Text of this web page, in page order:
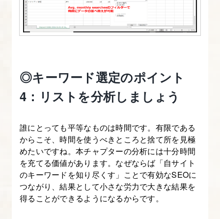
◎キーワード選定のポイント
4：リストを分析しましょう
誰にとっても平等なものは時間です。有限である
からこそ、時間を使うべきところと捨て所を見極
めたいですね。本チャプターの分析には十分時間
を充てる価値があります。なぜならば「自サイト
のキーワードを知り尽くす」ことで有効なSEOに
つながり、結果として小さな労力で大きな結果を
得ることができるようになるからです。